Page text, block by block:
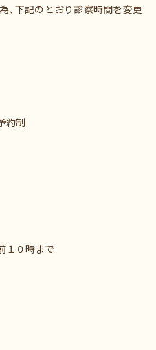
、下記のとおり診察時間を変更
約制
１０時まで